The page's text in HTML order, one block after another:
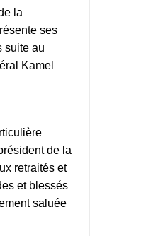
la
ses
au
Kamel
de la
retraités et
et blessés
saluée